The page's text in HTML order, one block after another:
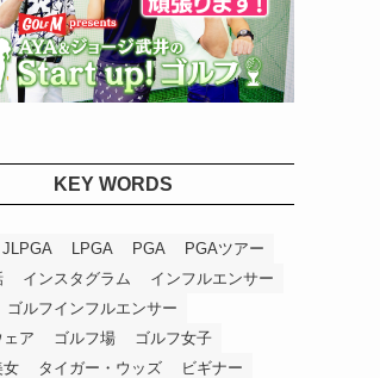
KEY WORDS
JLPGA LPGA PGA
PGAツアー
インスタグラム
インフルエンサー
ゴルフインフルエンサー
ェア
ゴルフ場
ゴルフ女子
女
タイガー・ウッズ
ビギナー